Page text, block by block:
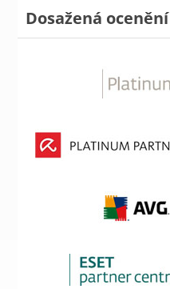
Dosažená ocenění